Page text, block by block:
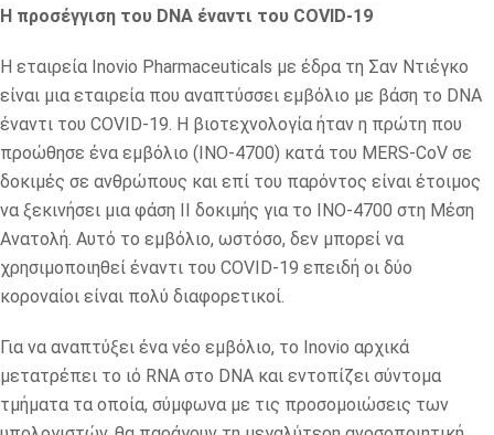
Η προσέγγιση του DNA έναντι του COVID-19
Η εταιρεία Inovio Pharmaceuticals με έδρα τη Σαν Ντιέγκο
είναι μια εταιρεία που αναπτύσσει εμβόλιο με βάση το DNA
έναντι του COVID-19. Η βιοτεχνολογία ήταν η πρώτη που
προώθησε ένα εμβόλιο (INO-4700) κατά του MERS-CoV σε
δοκιμές σε ανθρώπους και επί του παρόντος είναι έτοιμος
να ξεκινήσει μια φάση ΙΙ δοκιμής για το INO-4700 στη Μέση
Ανατολή. Αυτό το εμβόλιο, ωστόσο, δεν μπορεί να
χρησιμοποιηθεί έναντι του COVID-19 επειδή οι δύο
κοροναίοι είναι πολύ διαφορετικοί.
Για να αναπτύξει ένα νέο εμβόλιο, το Inovio αρχικά
μετατρέπει το ιό RNA στο DNA και εντοπίζει σύντομα
τμήματα τα οποία, σύμφωνα με τις προσομοιώσεις των